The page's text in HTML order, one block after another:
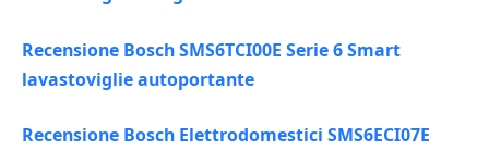
Recensione Bosch SMS6TCI00E Serie 6 Smart
lavastoviglie autoportante
Recensione Bosch Elettrodomestici SMS6ECI07E